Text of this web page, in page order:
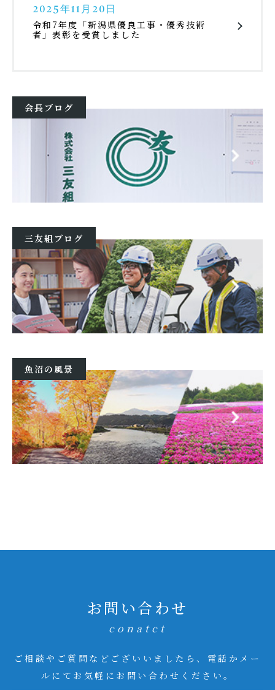
2025年11月20日
令和7年度「新潟県優良工事・優秀技術
者」表彰を受賞しました
会長ブログ
三友組ブログ
魚沼の風景
お問い合わせ
conatct
ご相談やご質問などございいましたら、電話かメー
ルにてお気軽にお問い合わせください。